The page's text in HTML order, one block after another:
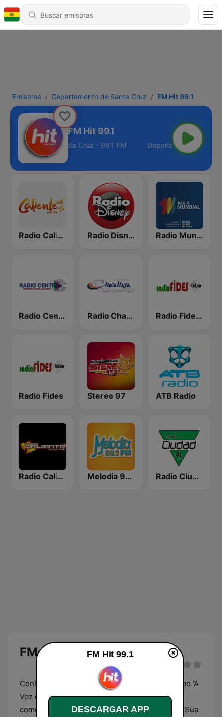
Emisoras Departamento de Santa Cruz FM Hit 99.1
FM Hit 99.1
de Santa Cruz - 99.1 FM
Radio Caliente 105.1 FM Radio Disney Bolivia Radio Mundial Bolivia
Radio Centro FM 96.1 Radio Chacaltaya Radio Fides Cochabamba
Radio Fides Stereo 97 ATB Radio
Radio Caliente Bolivia Melodia 99.1 FM Radio Ciudad
FM Hit 99.1
Conhecida carinhosamente pelos ouvintes como 'A
Voz da Nossa Gente', a FM Hit 99.1 se consagra
como uma das rádios mais queridas da Bolívia. Sua
FM Hit 99.1
DESCARGAR APP